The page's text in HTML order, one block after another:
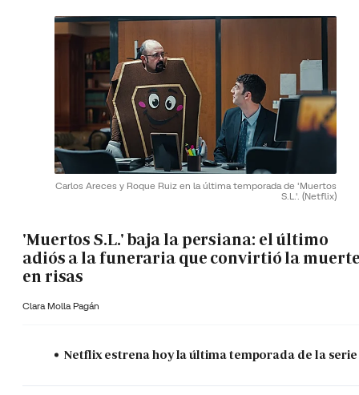
Carlos Areces y Roque Ruiz en la última temporada de 'Muertos
S.L.'. (Netflix)
'Muertos S.L.' baja la persiana: el último
adiós a la funeraria que convirtió la
en risas
Clara Molla Pagán
Netflix estrena hoy la última temporada de la serie